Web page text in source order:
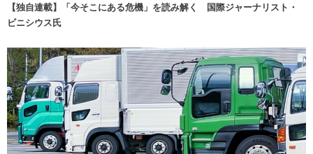
【独自連載】「今そこにある危機」を読み解く 国際ジャーナリスト・
ビニシウス氏